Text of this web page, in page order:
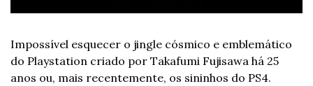
Impossível esquecer o jingle cósmico e emblemático
do Playstation criado por Takafumi Fujisawa há 25
anos ou, mais recentemente, os sininhos do PS4.